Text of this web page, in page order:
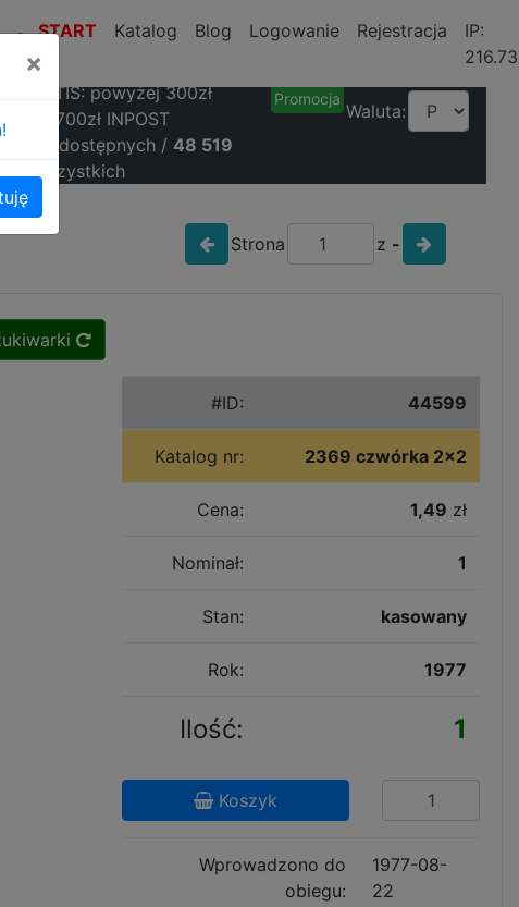
START Katalog Blog Logowanie Rejestracja
IP:
GRATIS: powyżej 300zł
700zł INPOST
dostępnych / 48 519
wszystkich
Promocja
Waluta:
Strona z -
#ID: 44599
Katalog nr: 2369 czwórka 2x2
Cena: 1,49 zł
Nominał: 1
Stan: kasowany
Rok: 1977
Ilość: 1
Koszyk
Wprowadzono do
obiegu:
1977-08-
22
×